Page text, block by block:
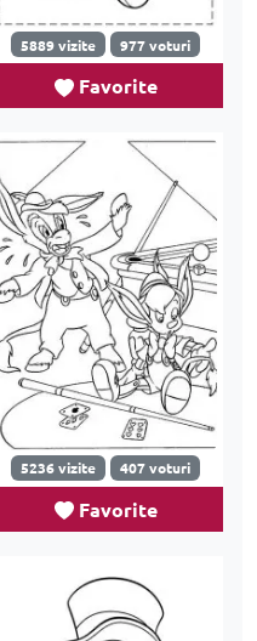
5889 vizite 977 voturi
Favorite
5236 vizite 407 voturi
Favorite